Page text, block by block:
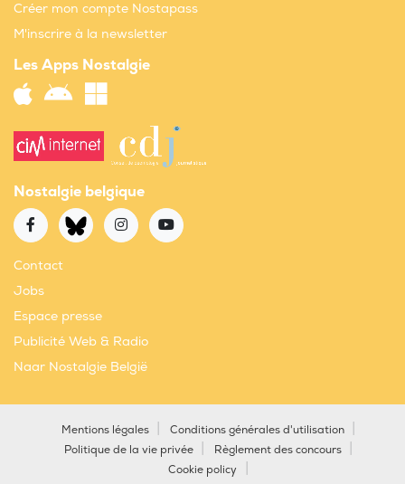
Créer mon compte Nostapass
M'inscrire à la newsletter
Les Apps Nostalgie
Nostalgie belgique
Contact
Jobs
Espace presse
Publicité Web & Radio
Naar Nostalgie België
Mentions légales
Conditions générales d'utilisation
Politique de la vie privée
Règlement des concours
Cookie policy